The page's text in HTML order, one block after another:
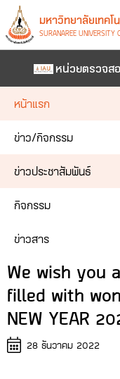
มหาวิทยาลัยเทคโ
SURANAREE UNIVERSITY
หน่วยตรวจส
หน้าแรก
ข่าว/กิจกรรม
ข่าวประชาสัมพันธ์
กิจกรรม
ข่าวสาร
We wish you
filled with
NEW YEAR
28 ธันวาคม 2022